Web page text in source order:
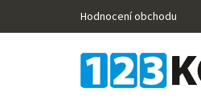
Hodnocení obchodu